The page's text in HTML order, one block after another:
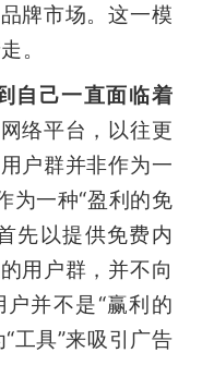
牌市场。这一模
。
自己一直面临着
络平台，以往更
户群并非作为一
为一种“盈利的免
先以提供免费内
用户群，并不向
并不是“赢利的
工具”来吸引广告